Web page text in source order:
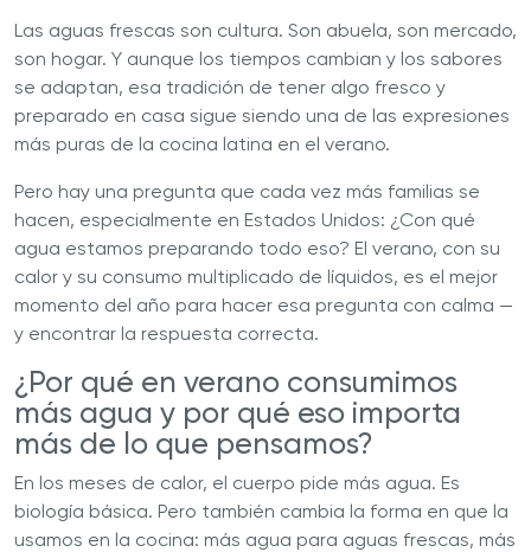
Las aguas frescas son cultura. Son abuela, son mercado,
son hogar. Y aunque los tiempos cambian y los sabores
se adaptan, esa tradición de tener algo fresco y
preparado en casa sigue siendo una de las expresiones
más puras de la cocina latina en el verano.
Pero hay una pregunta que cada vez más familias se
hacen, especialmente en Estados Unidos: ¿Con qué
agua estamos preparando todo eso? El verano, con su
calor y su consumo multiplicado de líquidos, es el mejor
momento del año para hacer esa pregunta con calma —
y encontrar la respuesta correcta.
¿Por qué en verano consumimos
más agua y por qué eso importa
más de lo que pensamos?
En los meses de calor, el cuerpo pide más agua. Es
biología básica. Pero también cambia la forma en que la
usamos en la cocina: más agua para aguas frescas, más